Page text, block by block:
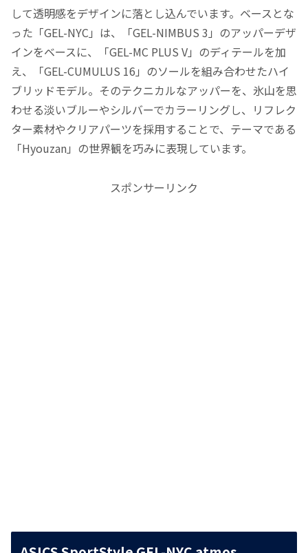
して透明感をデザインに落とし込んでいます。ベースとな
った「GEL-NYC」は、「GEL-NIMBUS 3」のアッパーデザ
インをベースに、「GEL-MC PLUS V」のディテールを加
え、「GEL-CUMULUS 16」のソールを組み合わせたハイ
ブリッドモデル。そのテクニカルなアッパーを、氷山を思
わせる淡いブルーやシルバーでカラーリングし、リフレク
ター素材やクリアパーツを採用することで、テーマである
「Hyouzan」の世界観を巧みに表現しています。
スポンサーリンク